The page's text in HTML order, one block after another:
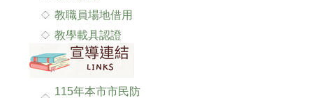
教職員場地借用
教學載具認證
115年本市市民防